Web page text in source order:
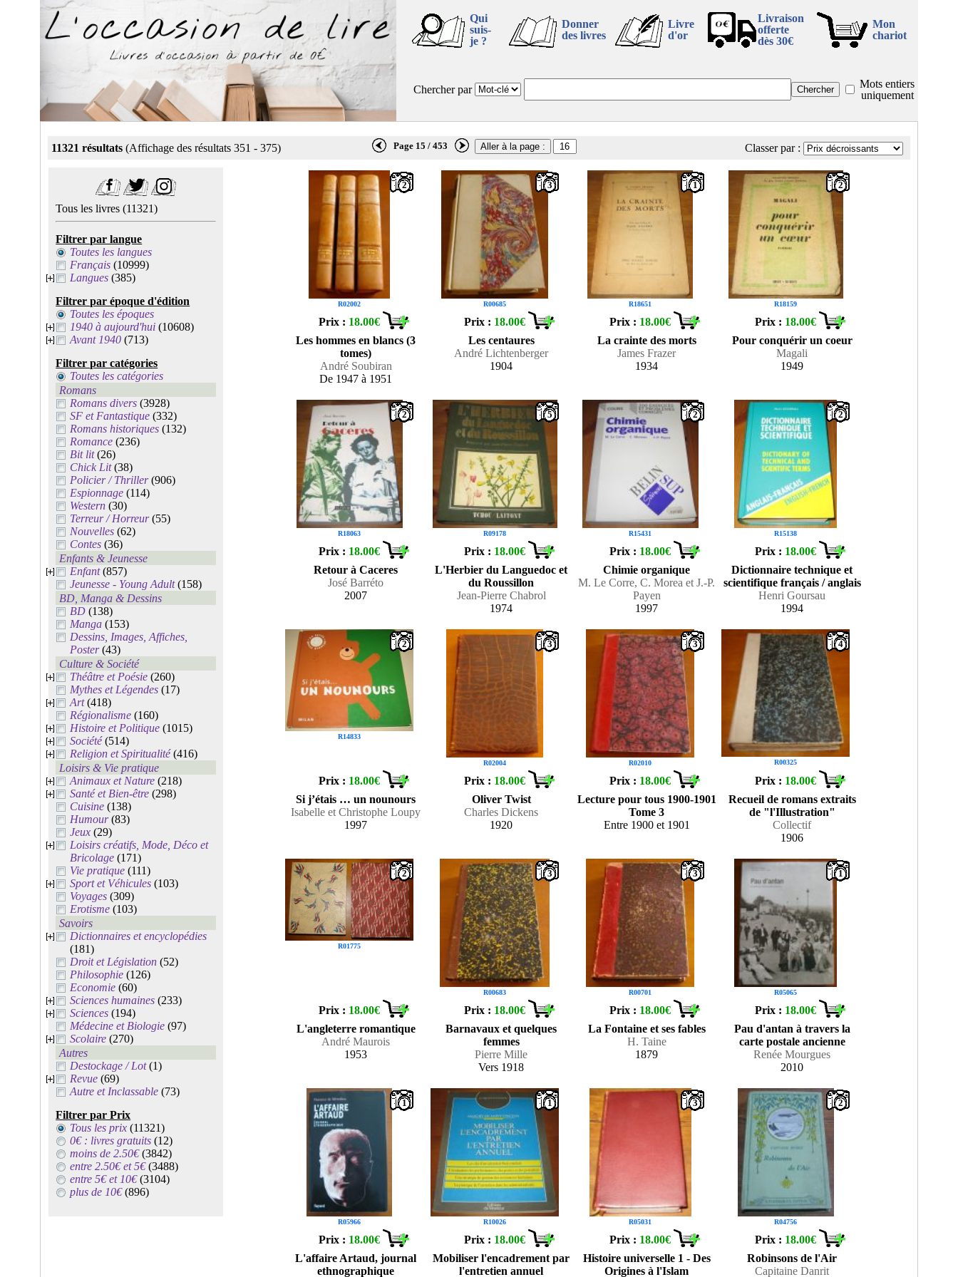
Qui
suis-
je ?
Donner
des livres
Livre
d'or
Livraison
offerte
dès 30€
Mon
chariot
Chercher par
Mots entiers
uniquement
11321 résultats (Affichage des résultats 351 - 375) Page 15 / 453 Classer par :
Tous les livres(11321)
Filtrer par langue
Toutes les langues
Français (10999)
Langues (385)
Filtrer par époque d'édition
Toutes les époques
1940 à aujourd'hui (10608)
Avant 1940 (713)
Filtrer par catégories
Toutes les catégories
Romans
Romans divers (3928)
SF et Fantastique (332)
Romans historiques (132)
Romance (236)
Bit lit(26)
Chick Lit(38)
Policier / Thriller(906)
Espionnage (114)
Western (30)
Terreur / Horreur(55)
Nouvelles (62)
Contes (36)
Enfants & Jeunesse
Enfant(857)
Jeunesse - Young Adult(158)
BD, Manga & Dessins
BD (138)
Manga (153)
Dessins, Images, Affiches,
Poster(43)
Culture & Société
Théâtre et Poésie (260)
Mythes et Légendes (17)
Art(418)
Régionalisme (160)
Histoire et Politique (1015)
Société(514)
Religion et Spiritualité(416)
Loisirs & Vie pratique
Animaux et Nature (218)
Santé et Bien-être (298)
Cuisine (138)
Humour(83)
Jeux (29)
Loisirs créatifs, Mode, Déco et
Bricolage (171)
Vie pratique (111)
Sport et Véhicules (103)
Voyages (309)
Erotisme (103)
Savoirs
Dictionnaires et encyclopédies
(181)
Droit et Législation (52)
Philosophie (126)
Economie (60)
Sciences humaines (233)
Sciences (194)
Médecine et Biologie (97)
Scolaire (270)
Autres
Destockage / Lot(1)
Revue (69)
Autre et Inclassable (73)
Filtrer par Prix
Tous les prix(11321)
0€ : livres gratuits (12)
moins de 2.50€(3842)
entre 2.50€ et 5€(3488)
entre 5€ et 10€(3104)
plus de 10€(896)
R02002
2
Prix : 18.00€
Les hommes en blancs (3
tomes)
André Soubiran
De 1947 à 1951
R00685
3
Prix : 18.00€
Les centaures
André Lichtenberger
1904
R18651
1
Prix : 18.00€
La crainte des morts
James Frazer
1934
R18159
2
Prix : 18.00€
Pour conquérir un coeur
Magali
1949
R18063
2
Prix : 18.00€
Retour à Caceres
José Barréto
2007
R09178
5
Prix : 18.00€
L'Herbier du Languedoc et
du Roussillon
Jean-Pierre Chabrol
1974
R15431
2
Prix : 18.00€
Chimie organique
M. Le Corre, C. Morea et J.-P.
Payen
1997
R15138
2
Prix : 18.00€
Dictionnaire technique et
scientifique français / anglais
Henri Goursau
1994
R14833
2
Prix : 18.00€
Si j’étais … un nounours
Isabelle et Christophe Loupy
1997
R02004
3
Prix : 18.00€
Oliver Twist
Charles Dickens
1920
R02010
3
Prix : 18.00€
Lecture pour tous 1900-1901
Tome 3
Entre 1900 et 1901
R00325
4
Prix : 18.00€
Recueil de romans extraits
de "l'Illustration"
Collectif
1906
R01775
2
Prix : 18.00€
L'angleterre romantique
André Maurois
1953
R00683
3
Prix : 18.00€
Barnavaux et quelques
femmes
Pierre Mille
Vers 1918
R00701
3
Prix : 18.00€
La Fontaine et ses fables
H. Taine
1879
R05065
1
Prix : 18.00€
Pau d'antan à travers la
carte postale ancienne
Renée Mourgues
2010
R05966
1
Prix : 18.00€
L'affaire Artaud, journal
ethnographique
R10026
1
Prix : 18.00€
Mobiliser l'encadrement par
l'entretien annuel
R05031
3
Prix : 18.00€
Histoire universelle 1 - Des
Origines à l'Islam
R04756
2
Prix : 18.00€
Robinsons de l'Air
Capitaine Danrit